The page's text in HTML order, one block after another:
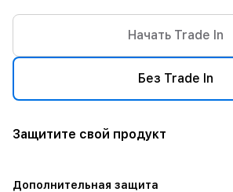
Начать Trade In
Без Trade In
Защитите свой продукт
Дополнительная защита